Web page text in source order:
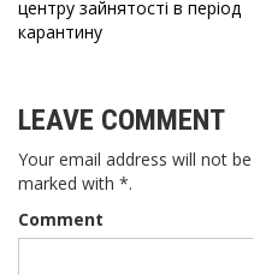
Навігація
записів
центру зайнятості в період
карантину
LEAVE COMMENT
Your email address will not
marked with *.
Comment